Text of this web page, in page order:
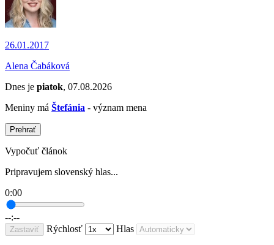
26.01.2017
Alena Čabáková
Dnes je piatok, 07.08.2026
Meniny má Štefánia - význam mena
Prehrať
Vypočuť článok
Pripravujem slovenský hlas...
0:00
--:--
Zastaviť Rýchlosť Hlas